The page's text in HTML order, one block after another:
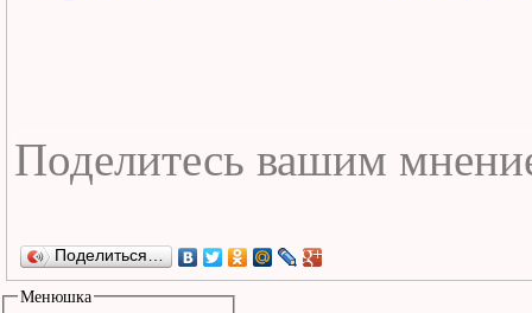
Поделиться…
Менюшка